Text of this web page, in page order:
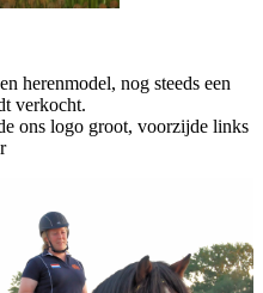
herenmodel, nog steeds een
verkocht.
voorzijde links